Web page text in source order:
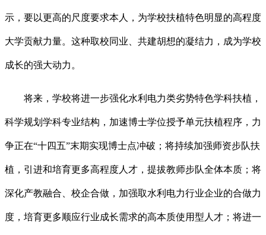
示，要以更高的尺度要求本人，为学校扶植特色明显的高程度
大学贡献力量。这种取校同业、共建胡想的凝结力，成为学校
成长的强大动力。
将来，学校将进一步强化水利电力类劣势特色学科扶植，
科学规划学科专业结构，加速博士学位授予单元扶植程序，力
争正在“十四五”末期实现博士点冲破；将持续加强师资步队扶
植，引进和培育更多高程度人才，提拔教师步队全体本质；将
深化产教融合、校企合做，加强取水利电力行业企业的合做力
度，培育更多顺应行业成长需求的高本质使用型人才；将进一